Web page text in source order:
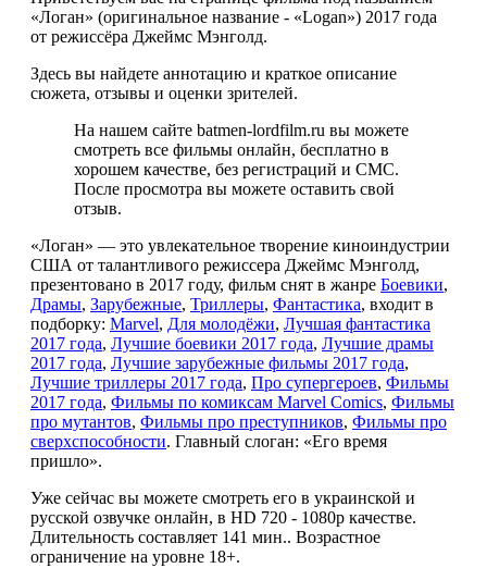
«Логан» (оригинальное название - «Logan») 2017 года
от режиссёра Джеймс Мэнголд.
Здесь вы найдете аннотацию и краткое описание
сюжета, отзывы и оценки зрителей.
На нашем сайте batmen-lordfilm.ru вы можете
смотреть все фильмы онлайн, бесплатно в
хорошем качестве, без регистраций и СМС.
После просмотра вы можете оставить свой
отзыв.
«Логан» — это увлекательное творение киноиндустрии
США от талантливого режиссера Джеймс Мэнголд,
презентовано в 2017 году, фильм снят в жанре Боевики,
Драмы, Зарубежные, Триллеры, Фантастика, входит в
подборку: Marvel, Для молодёжи, Лучшая фантастика
2017 года, Лучшие боевики 2017 года, Лучшие драмы
2017 года, Лучшие зарубежные фильмы 2017 года,
Лучшие триллеры 2017 года, Про супергероев, Фильмы
2017 года, Фильмы по комиксам Marvel Comics, Фильмы
про мутантов, Фильмы про преступников, Фильмы про
сверхспособности. Главный слоган: «Его время
пришло».
Уже сейчас вы можете смотреть его в украинской и
русской озвучке онлайн, в HD 720 - 1080p качестве.
Длительность составляет 141 мин.. Возрастное
ограничение на уровне 18+.